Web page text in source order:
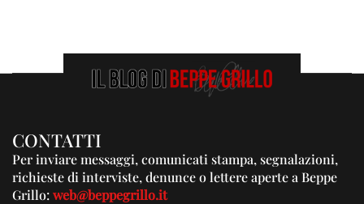
CONTATTI
Per inviare messaggi, comunicati stampa, segnalazioni,
richieste di interviste, denunce o lettere aperte a Beppe
Grillo:web@beppegrillo.it